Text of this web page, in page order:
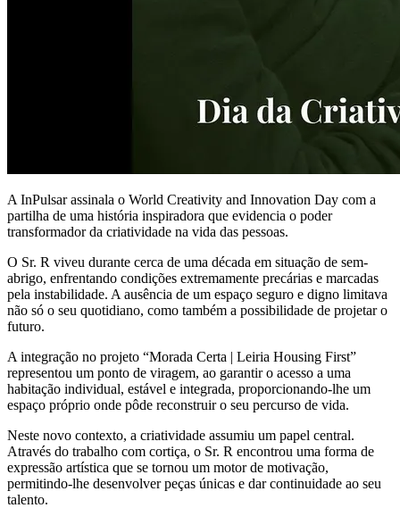
A InPulsar assinala o World Creativity and Innovation Day com a
partilha de uma história inspiradora que evidencia o poder
transformador da criatividade na vida das pessoas.
O Sr. R viveu durante cerca de uma década em situação de sem-
abrigo, enfrentando condições extremamente precárias e marcadas
pela instabilidade. A ausência de um espaço seguro e digno limitava
não só o seu quotidiano, como também a possibilidade de projetar o
futuro.
A integração no projeto “Morada Certa | Leiria Housing First”
representou um ponto de viragem, ao garantir o acesso a uma
habitação individual, estável e integrada, proporcionando-lhe um
espaço próprio onde pôde reconstruir o seu percurso de vida.
Neste novo contexto, a criatividade assumiu um papel central.
Através do trabalho com cortiça, o Sr. R encontrou uma forma de
expressão artística que se tornou um motor de motivação,
permitindo-lhe desenvolver peças únicas e dar continuidade ao seu
talento.